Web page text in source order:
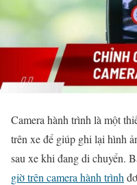
Camera hành trình là một
trên xe để giúp ghi lại hình
sau xe khi đang di chuyển.
giờ trên camera hành trình